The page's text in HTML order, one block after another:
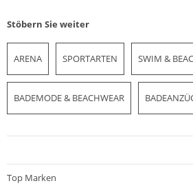
Stöbern Sie weiter
ARENA SPORTARTEN SWIM &
BADEMODE & BEACHWEAR
Top Marken